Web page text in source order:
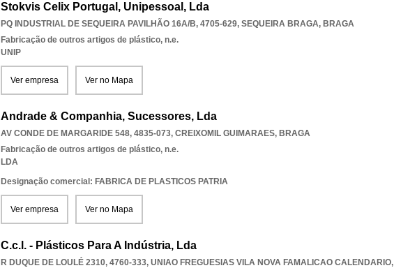
Stokvis Celix Portugal, Unipessoal, Lda
PQ INDUSTRIAL DE SEQUEIRA PAVILHÃO 16A/B, 4705-629, SEQUEIRA BRAGA, BRAGA
Fabricação de outros artigos de plástico, n.e.
UNIP
Ver empresa Ver no Mapa
Andrade & Companhia, Sucessores, Lda
AV CONDE DE MARGARIDE 548, 4835-073, CREIXOMIL GUIMARAES, BRAGA
Fabricação de outros artigos de plástico, n.e.
LDA
Designação comercial: FABRICA DE PLASTICOS PATRIA
Ver empresa Ver no Mapa
C.c.l. - Plásticos Para A Indústria, Lda
R DUQUE DE LOULÉ 2310, 4760-333, UNIAO FREGUESIAS VILA NOVA FAMALICAO CALENDARIO,